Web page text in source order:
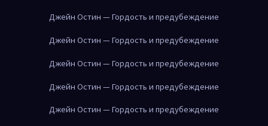
Джейн Остин — Гордость и предубеждение
Джейн Остин — Гордость и предубеждение
Джейн Остин — Гордость и предубеждение
Джейн Остин — Гордость и предубеждение
Джейн Остин — Гордость и предубеждение